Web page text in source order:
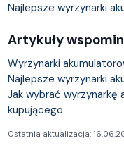
Najlepsze wyrzynarki
Artykuły
Wyrzynarki
Najlepsze wyrzynarki
Jak wybrać
kupującego
Ostatnia aktualizacja: